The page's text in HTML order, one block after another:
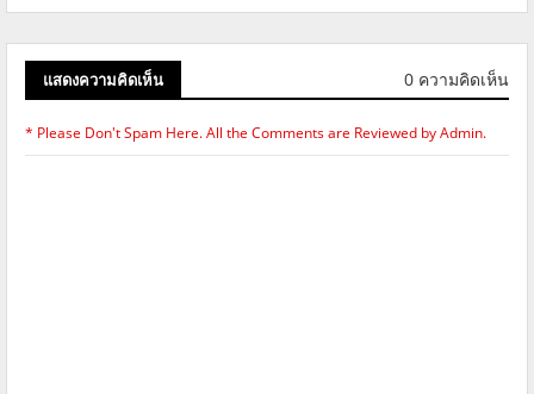
แสดงความคิดเห็น 0 ความคิดเห็น
* Please Don't Spam Here. All the Comments are Reviewed by Admin.